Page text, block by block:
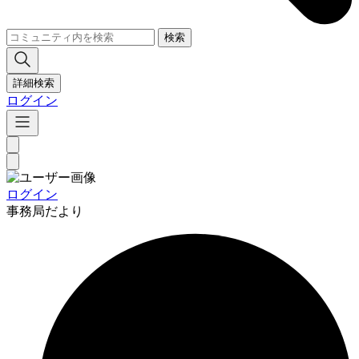
検索
詳細検索
ログイン
ログイン
事務局だより